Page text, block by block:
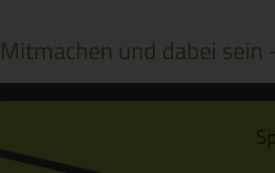
Mitmachen und dabei sein